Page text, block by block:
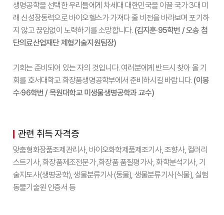
생명공학을 선택한 우리들에게 차세대 대한민국을 이끌 국가 3대 미
래 신성장동력으로 바이오헬스가 가져다 줄 비전을 바라보며 포기하
지 않고 끊임없이 노력하기를 소망합니다. (김지훈·95학번 / 오송 첨
단의료산업재단 제형기술지원팀장)
기회는 준비되어 있는 자의 것입니다. 여러분에게 반드시 찾아 올 기
회를 호서대학교 화장품생명공학부에서 준비하시길 바랍니다. (이봉
수·96학번 / 목원대학교 미생물생명공학과 교수)
관련 취득 자격증
맞춤형화장품조제관리사, 바이오화학제품제조기사, 조향사, 컬러리
스트기사, 화장품제조전문가 ,화장품 품질평가사, 화학분석기사, 기
술지도사(생명공학), 생물분류기사(동물), 생물분류기사(식물), 실험
동물기술원 인증서 등